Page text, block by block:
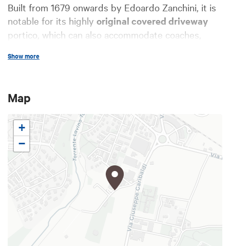
Built from 1679 onwards by Edoardo Zanchini, it is
notable for its highly original covered driveway
portico, which can also accommodate coaches,
multiplication effects to the elegant double-
Show more
Map
+
−